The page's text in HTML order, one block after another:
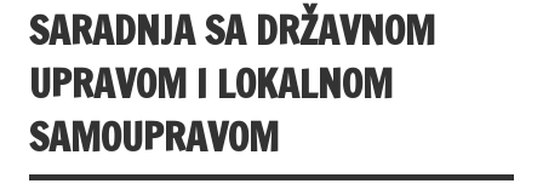
SARADNJA SA DRŽAVNOM
UPRAVOM I LOKALNOM
SAMOUPRAVOM